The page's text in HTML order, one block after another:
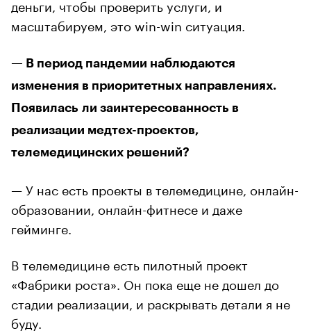
деньги, чтобы проверить услуги, и
масштабируем, это win-win ситуация.
— В период пандемии наблюдаются
изменения в приоритетных направлениях.
Появилась ли заинтересованность в
реализации медтех-проектов,
телемедицинских решений?
— У нас есть проекты в телемедицине, онлайн-
образовании, онлайн-фитнесе и даже
гейминге.
В телемедицине есть пилотный проект
«Фабрики роста». Он пока еще не дошел до
стадии реализации, и раскрывать детали я не
буду.